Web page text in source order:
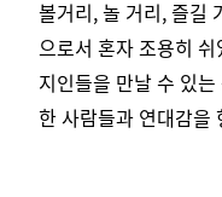
볼거리, 놀 거리, 즐길
으로서 혼자 조용히
지인들을 만날 수 있
한 사람들과 연대감을